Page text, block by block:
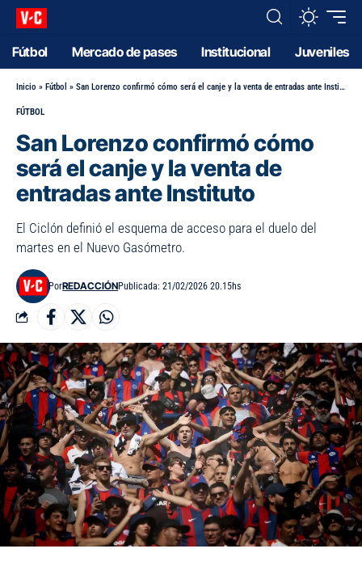
Fútbol Mercado de pases Institucional Juveniles
Inicio » Fútbol » San Lorenzo confirmó cómo será el canje y la venta de entradas ante Instituto
FÚTBOL
San Lorenzo confirmó cómo
será el canje y la venta de
entradas ante Instituto
El Ciclón definió el esquema de acceso para el duelo del
martes en el Nuevo Gasómetro.
PorREDACCIÓNPublicada: 21/02/2026 20.15hs